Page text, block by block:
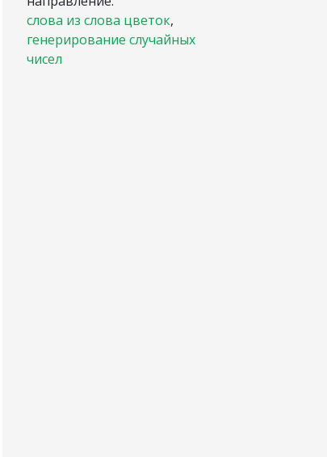
слова из слова цветок,
генерирование случайных
чисел